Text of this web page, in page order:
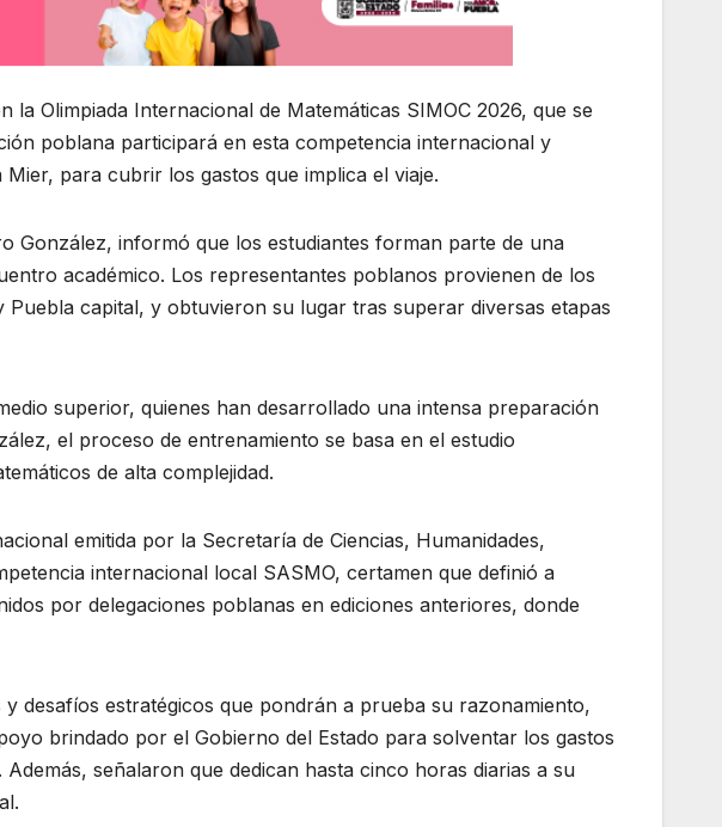
Olimpiada Internacional de Matemáticas SIMOC 2026, que se
poblana participará en esta competencia internacional y
para cubrir los gastos que implica el viaje.
González, informó que los estudiantes forman parte de una
académico. Los representantes poblanos provienen de los
capital, y obtuvieron su lugar tras superar diversas etapas
superior, quienes han desarrollado una intensa preparación
el proceso de entrenamiento se basa en el estudio
de alta complejidad.
emitida por la Secretaría de Ciencias, Humanidades,
internacional local SASMO, certamen que definió a
por delegaciones poblanas en ediciones anteriores, donde
desafíos estratégicos que pondrán a prueba su razonamiento,
brindado por el Gobierno del Estado para solventar los gastos
señalaron que dedican hasta cinco horas diarias a su